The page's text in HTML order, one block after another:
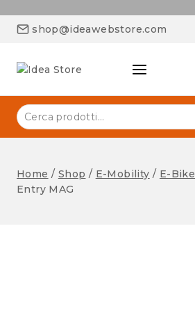
shop@ideawebstore.com
Home / Shop / E-Mobility / E-Bike
Entry MAG